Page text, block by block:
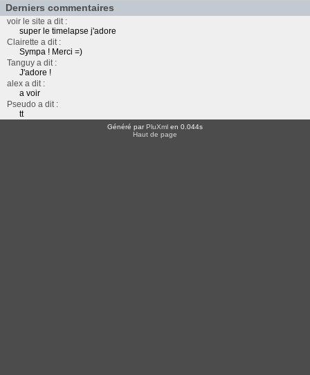
Derniers commentaires
voir le site a dit :
super le timelapse j'adore
Clairette a dit :
Sympa ! Merci =)
Tanguy a dit :
J'adore !
alex a dit :
a voir
Pseudo a dit :
tt
Généré parPluXml en 0.044s
Haut de page